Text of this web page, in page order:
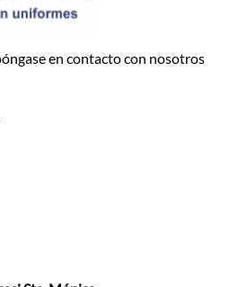
en contacto con nosotros